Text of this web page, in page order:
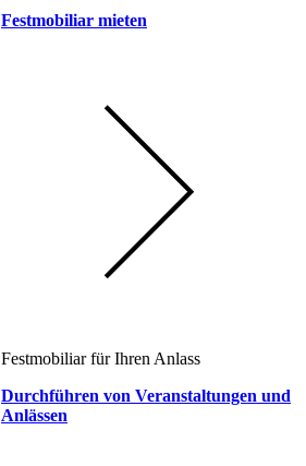
Festmobiliar mieten
Festmobiliar für Ihren Anlass
Durchführen von Veranstaltungen und
Anlässen